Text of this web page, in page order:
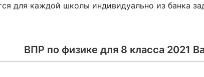
для каждой школы индивидуально из банка
ВПР по физике для 8 класса 2021